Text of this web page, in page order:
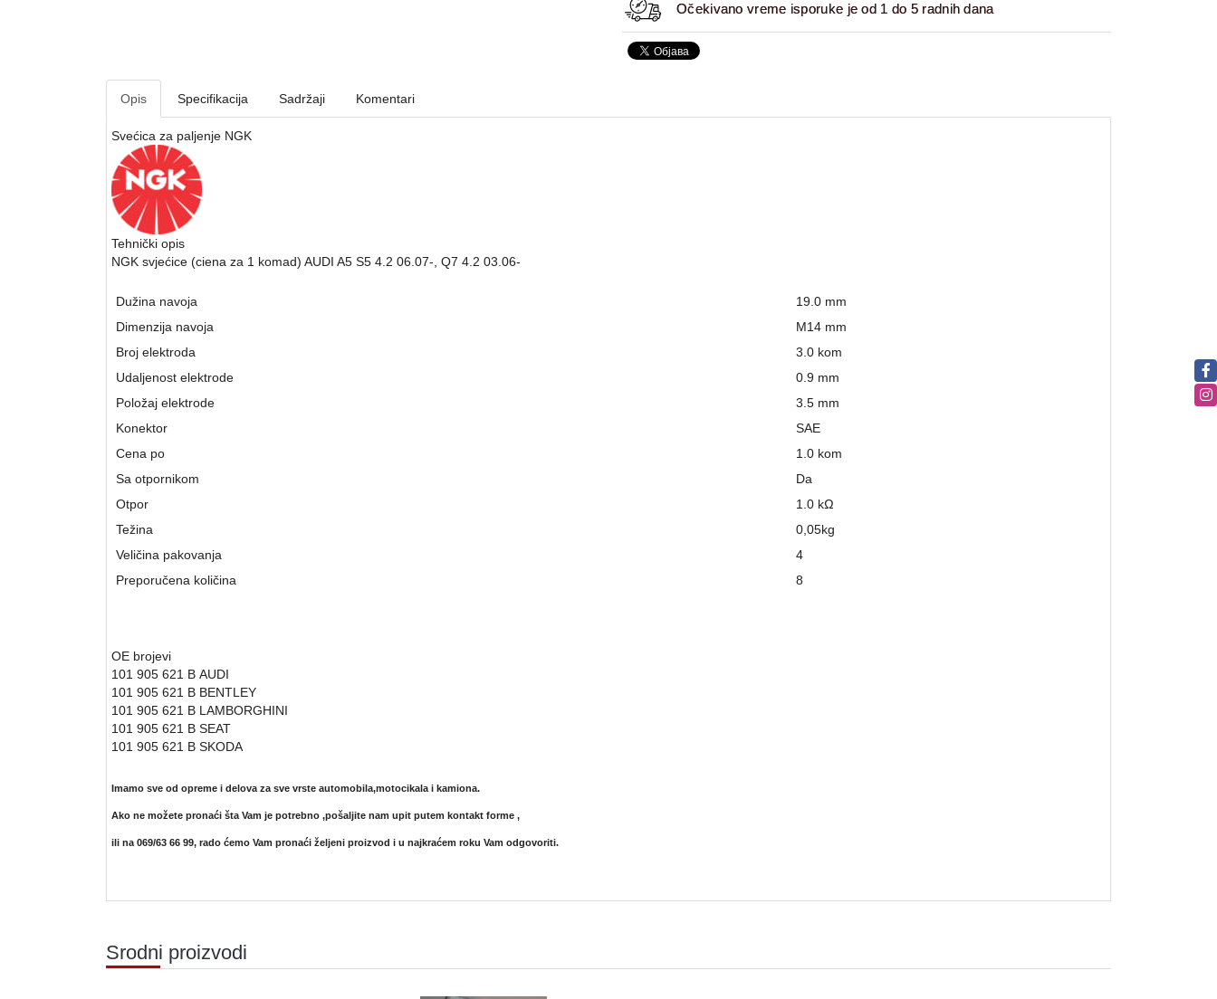
Očekivano vreme isporuke je od 1 do 5 radnih dana
Opis Specifikacija Sadržaji Komentari
Svećica za paljenje NGK
Tehnički opis
NGK svjećice (ciena za 1 komad) AUDI A5 S5 4.2 06.07-, Q7 4.2 03.06-
Dužina navoja
19.0 mm
Dimenzija navoja
M14 mm
Broj elektroda
3.0 kom
Udaljenost elektrode
0.9 mm
Položaj elektrode
3.5 mm
Konektor
SAE
Cena po
1.0 kom
Sa otpornikom
Da
Otpor
1.0 kΩ
Težina
0,05kg
Veličina pakovanja
4
Preporučena količina
8
OE brojevi
101 905 621 B AUDI
101 905 621 B BENTLEY
101 905 621 B LAMBORGHINI
101 905 621 B SEAT
101 905 621 B SKODA
Imamo sve od opreme i delova za sve vrste automobila,motocikala i kamiona.
Ako ne možete pronaći šta Vam je potrebno ,pošaljite nam upit putem kontakt forme ,
ili na 069/63 66 99, rado ćemo Vam pronaći željeni proizvod i u najkraćem roku Vam odgovoriti.
Srodni proizvodi